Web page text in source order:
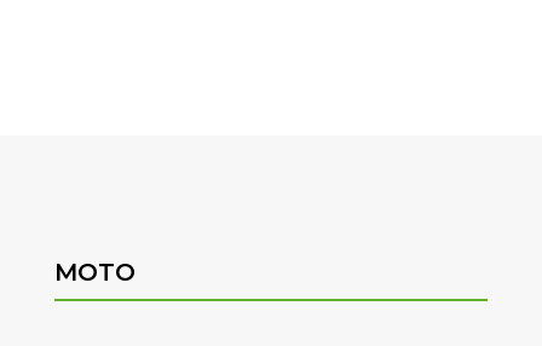
MOTO